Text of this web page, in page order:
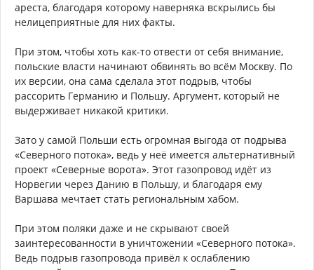
ареста, благодаря которому наверняка вскрылись бы
нелицеприятные для них факты.
При этом, чтобы хоть как-то отвести от себя внимание,
польские власти начинают обвинять во всём Москву. По
их версии, она сама сделала этот подрыв, чтобы
рассорить Германию и Польшу. Аргумент, который не
выдерживает никакой критики.
Зато у самой Польши есть огромная выгода от подрыва
«Северного потока», ведь у неё имеется альтернативный
проект «Северные ворота». Этот газопровод идёт из
Норвегии через Данию в Польшу, и благодаря ему
Варшава мечтает стать региональным хабом.
При этом поляки даже и не скрывают своей
заинтересованности в уничтожении «Северного потока».
Ведь подрыв газопровода привёл к ослаблению